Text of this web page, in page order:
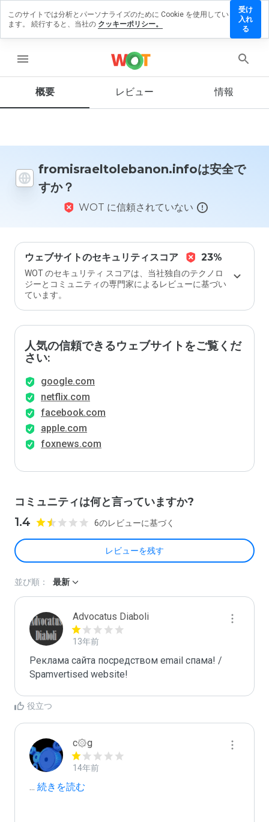
menu
概要 レビュー 情報
fromisraeltolebanon.infoは安全で
すか？
WOT に信頼されていない
ウェブサイトのセキュリティスコア 23%
WOT のセキュリティ スコアは、当社独自のテクノロ
ジーとコミュニティの専門家によるレビューに基づい
ています。
人気の信頼できるウェブサイトをご覧くだ
さい:
google.com
netflix.com
facebook.com
apple.com
foxnews.com
コミュニティは何と言っていますか?
1.4 6のレビューに基づく
レビューを残す
を残す
ウェ
を1
間
で、
ます
か？
並び順： 最新
Advocatus Diaboli
13年前
Реклама сайта посредством email спама! /
Spamvertised website!
役立つ
c۞g
14年前
... 続きを読む
このサイトでは分析とパーソナライズのために Cookie を使用してい
ます。 続行すると、当社の クッキーポリシー。
受け
入れ
る